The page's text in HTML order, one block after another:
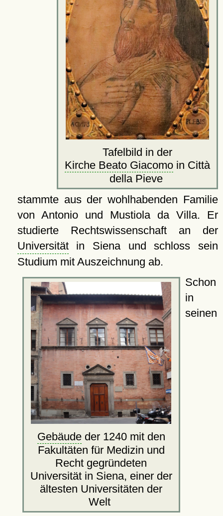
Tafelbild in der
Kirche Beato Giacomo in Città
della Pieve
stammte aus der wohlhabenden Familie
von Antonio und Mustiola da Villa. Er
studierte Rechtswissenschaft an der
Universitätin Siena und schloss sein
Studium mit Auszeichnung ab.
Gebäudeder 1240 mit den
Fakultäten für Medizin und
Recht gegründeten
Universität in Siena, einer der
ältesten Universitäten der
Welt
Schon
in
seinen